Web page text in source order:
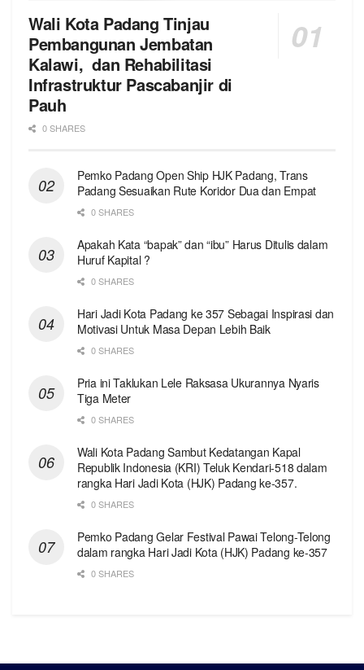
Wali Kota Padang Tinjau
Pembangunan Jembatan
Kalawi, dan Rehabilitasi
Infrastruktur Pascabanjir di
Pauh
0 SHARES
Pemko Padang Open Ship HJK Padang, Trans
Padang Sesuaikan Rute Koridor Dua dan Empat
0 SHARES
Apakah Kata “bapak” dan “ibu” Harus Ditulis dalam
Huruf Kapital ?
0 SHARES
Hari Jadi Kota Padang ke 357 Sebagai Inspirasi dan
Motivasi Untuk Masa Depan Lebih Baik
0 SHARES
Pria ini Taklukan Lele Raksasa Ukurannya Nyaris
Tiga Meter
0 SHARES
Wali Kota Padang Sambut Kedatangan Kapal
Republik Indonesia (KRI) Teluk Kendari-518 dalam
rangka Hari Jadi Kota (HJK) Padang ke-357.
0 SHARES
Pemko Padang Gelar Festival Pawai Telong-Telong
dalam rangka Hari Jadi Kota (HJK) Padang ke-357
0 SHARES